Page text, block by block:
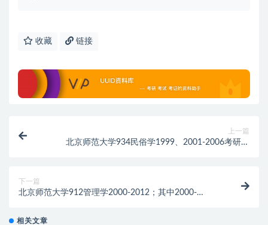
收藏 链接
上一篇
北京师范大学934民俗学1999、2001-2006考研真
下一篇
北京师范大学912管理学2000-2012；其中2000-
相关文章